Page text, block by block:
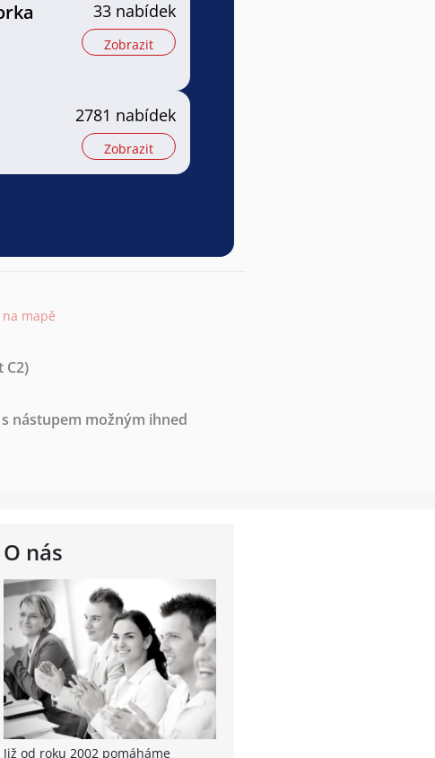
33 nabídek
Zobrazit
2781 nabídek
Zobrazit
mapě
C2)
nástupem možným ihned
O nás
Již od roku 2002 pomáháme